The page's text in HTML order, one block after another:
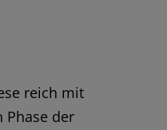
reich mit
Phase der